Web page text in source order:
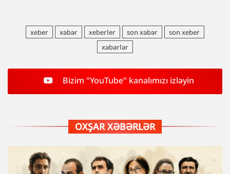
xeber xəbər xeberler son xəbər
son xeber
xəbərlər
Bizim "YouTube" kanalımızı izləyin
OXŞAR XƏBƏRLƏR